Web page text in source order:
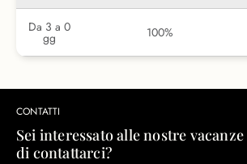
Da 3 a 0
gg 100%
CONTATTI
Sei interessato alle nostre
di contattarci?